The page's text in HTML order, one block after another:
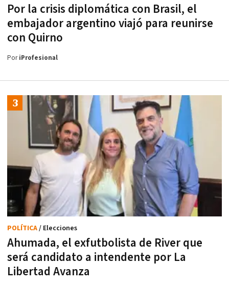
Por la crisis diplomática con Brasil, el
embajador argentino viajó para reunirse
con Quirno
PoriProfesional
Ahumada, el exfutbolista de River que
será candidato a intendente por La
Libertad Avanza
POLÍTICA/ Elecciones